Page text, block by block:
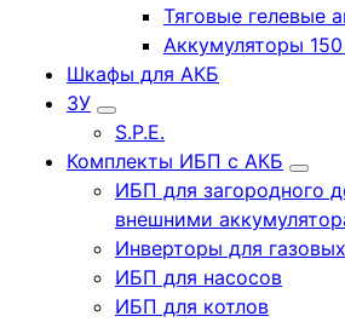
Тяговые гелевые
Аккумуляторы
Шкафы для АКБ
ЗУ
S.P.E.
Комплекты ИБП с АКБ
ИБП для загородного
внешними
Инверторы для
ИБП для насосов
ИБП для котлов